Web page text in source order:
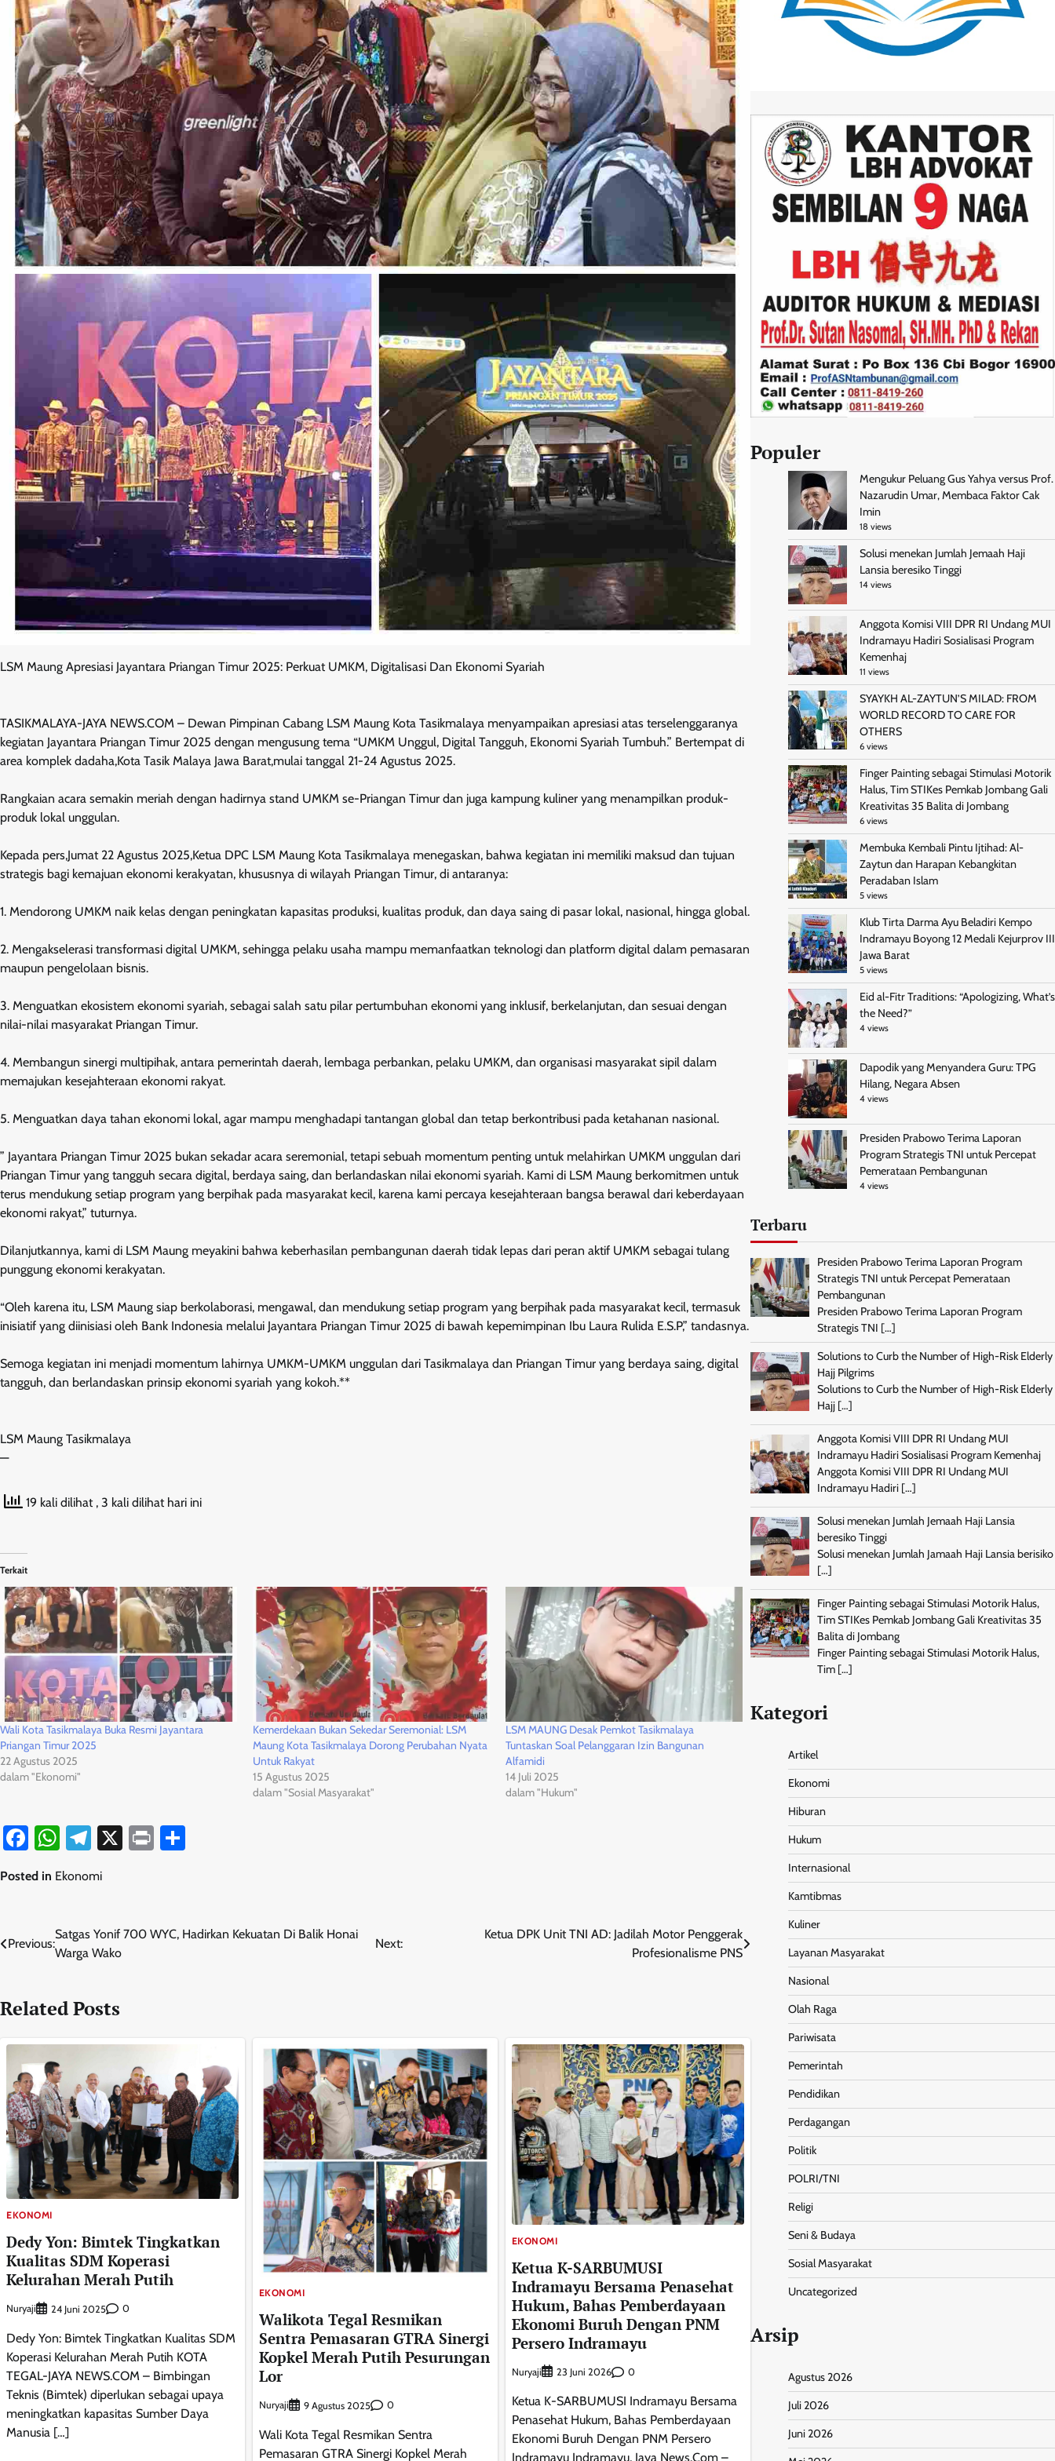
LSM Maung Apresiasi Jayantara Priangan Timur 2025: Perkuat UMKM, Digitalisasi Dan Ekonomi Syariah
TASIKMALAYA-JAYA NEWS.COM – Dewan Pimpinan Cabang LSM Maung Kota Tasikmalaya menyampaikan apresiasi atas terselenggaranya
kegiatan Jayantara Priangan Timur 2025 dengan mengusung tema “UMKM Unggul, Digital Tangguh, Ekonomi Syariah Tumbuh.” Bertempat di
area komplek dadaha,Kota Tasik Malaya Jawa Barat,mulai tanggal 21-24 Agustus 2025.
Rangkaian acara semakin meriah dengan hadirnya stand UMKM se-Priangan Timur dan juga kampung kuliner yang menampilkan produk-
produk lokal unggulan.
Kepada pers,Jumat 22 Agustus 2025,Ketua DPC LSM Maung Kota Tasikmalaya menegaskan, bahwa kegiatan ini memiliki maksud dan tujuan
strategis bagi kemajuan ekonomi kerakyatan, khususnya di wilayah Priangan Timur, di antaranya:
1. Mendorong UMKM naik kelas dengan peningkatan kapasitas produksi, kualitas produk, dan daya saing di pasar lokal, nasional, hingga global.
2. Mengakselerasi transformasi digital UMKM, sehingga pelaku usaha mampu memanfaatkan teknologi dan platform digital dalam pemasaran
maupun pengelolaan bisnis.
3. Menguatkan ekosistem ekonomi syariah, sebagai salah satu pilar pertumbuhan ekonomi yang inklusif, berkelanjutan, dan sesuai dengan
nilai-nilai masyarakat Priangan Timur.
4. Membangun sinergi multipihak, antara pemerintah daerah, lembaga perbankan, pelaku UMKM, dan organisasi masyarakat sipil dalam
memajukan kesejahteraan ekonomi rakyat.
5. Menguatkan daya tahan ekonomi lokal, agar mampu menghadapi tantangan global dan tetap berkontribusi pada ketahanan nasional.
” Jayantara Priangan Timur 2025 bukan sekadar acara seremonial, tetapi sebuah momentum penting untuk melahirkan UMKM unggulan dari
Priangan Timur yang tangguh secara digital, berdaya saing, dan berlandaskan nilai ekonomi syariah. Kami di LSM Maung berkomitmen untuk
terus mendukung setiap program yang berpihak pada masyarakat kecil, karena kami percaya kesejahteraan bangsa berawal dari keberdayaan
ekonomi rakyat,” tuturnya.
Dilanjutkannya, kami di LSM Maung meyakini bahwa keberhasilan pembangunan daerah tidak lepas dari peran aktif UMKM sebagai tulang
punggung ekonomi kerakyatan.
“Oleh karena itu, LSM Maung siap berkolaborasi, mengawal, dan mendukung setiap program yang berpihak pada masyarakat kecil, termasuk
inisiatif yang diinisiasi oleh Bank Indonesia melalui Jayantara Priangan Timur 2025 di bawah kepemimpinan Ibu Laura Rulida E.S.P,” tandasnya.
Semoga kegiatan ini menjadi momentum lahirnya UMKM-UMKM unggulan dari Tasikmalaya dan Priangan Timur yang berdaya saing, digital
tangguh, dan berlandaskan prinsip ekonomi syariah yang kokoh.**
LSM Maung Tasikmalaya
—
19 kali dilihat , 3 kali dilihat hari ini
Terkait
Wali Kota Tasikmalaya Buka Resmi Jayantara
Priangan Timur 2025
22 Agustus 2025
dalam "Ekonomi"
Kemerdekaan Bukan Sekedar Seremonial: LSM
Maung Kota Tasikmalaya Dorong Perubahan Nyata
Untuk Rakyat
15 Agustus 2025
dalam "Sosial Masyarakat"
LSM MAUNG Desak Pemkot Tasikmalaya
Tuntaskan Soal Pelanggaran Izin Bangunan
Alfamidi
14 Juli 2025
dalam "Hukum"
Facebook
WhatsApp
Telegram
X Print
Posted in Ekonomi
Navigasi
Previous:
Satgas Yonif 700 WYC, Hadirkan Kekuatan Di Balik Honai
Warga Wako
Next:
Ketua DPK Unit TNI AD: Jadilah Motor Penggerak
Profesionalisme PNS
Related Posts
EKONOMI
Dedy Yon: Bimtek Tingkatkan
Kualitas SDM Koperasi
Kelurahan Merah Putih
Nuryaji 24 Juni 2025 0
Dedy Yon: Bimtek Tingkatkan Kualitas SDM
Koperasi Kelurahan Merah Putih KOTA
TEGAL-JAYA NEWS.COM – Bimbingan
Teknis (Bimtek) diperlukan sebagai upaya
meningkatkan kapasitas Sumber Daya
Manusia […]
EKONOMI
Walikota Tegal Resmikan
Sentra Pemasaran GTRA Sinergi
Kopkel Merah Putih Pesurungan
Lor
Nuryaji 9 Agustus 2025 0
Wali Kota Tegal Resmikan Sentra
Pemasaran GTRA Sinergi Kopkel Merah
EKONOMI
Ketua K-SARBUMUSI
Indramayu Bersama Penasehat
Hukum, Bahas Pemberdayaan
Ekonomi Buruh Dengan PNM
Persero Indramayu
Nuryaji 23 Juni 2026 0
Ketua K-SARBUMUSI Indramayu Bersama
Penasehat Hukum, Bahas Pemberdayaan
Ekonomi Buruh Dengan PNM Persero
Indramayu Indramayu, Jaya News.Com –
Populer
Mengukur Peluang Gus Yahya versus Prof.
Nazarudin Umar, Membaca Faktor Cak
Imin
18 views
Solusi menekan Jumlah Jemaah Haji
Lansia beresiko Tinggi
14 views
Anggota Komisi VIII DPR RI Undang MUI
Indramayu Hadiri Sosialisasi Program
Kemenhaj
11 views
SYAYKH AL-ZAYTUN’S MILAD: FROM
WORLD RECORD TO CARE FOR
OTHERS
6 views
Finger Painting sebagai Stimulasi Motorik
Halus, Tim STIKes Pemkab Jombang Gali
Kreativitas 35 Balita di Jombang
6 views
Membuka Kembali Pintu Ijtihad: Al-
Zaytun dan Harapan Kebangkitan
Peradaban Islam
5 views
Klub Tirta Darma Ayu Beladiri Kempo
Indramayu Boyong 12 Medali Kejurprov III
Jawa Barat
5 views
Eid al-Fitr Traditions: “Apologizing, What’s
the Need?”
4 views
Dapodik yang Menyandera Guru: TPG
Hilang, Negara Absen
4 views
Presiden Prabowo Terima Laporan
Program Strategis TNI untuk Percepat
Pemerataan Pembangunan
4 views
Terbaru
Presiden Prabowo Terima Laporan Program
Strategis TNI untuk Percepat Pemerataan
Pembangunan
Presiden Prabowo Terima Laporan Program
Strategis TNI […]
Solutions to Curb the Number of High-Risk Elderly
Hajj Pilgrims
Solutions to Curb the Number of High-Risk Elderly
Hajj […]
Anggota Komisi VIII DPR RI Undang MUI
Indramayu Hadiri Sosialisasi Program Kemenhaj
Anggota Komisi VIII DPR RI Undang MUI
Indramayu Hadiri […]
Solusi menekan Jumlah Jemaah Haji Lansia
beresiko Tinggi
Solusi menekan Jumlah Jamaah Haji Lansia berisiko
[…]
Finger Painting sebagai Stimulasi Motorik Halus,
Tim STIKes Pemkab Jombang Gali Kreativitas 35
Balita di Jombang
Finger Painting sebagai Stimulasi Motorik Halus,
Tim […]
Kategori
Artikel
Ekonomi
Hiburan
Hukum
Internasional
Kamtibmas
Kuliner
Layanan Masyarakat
Nasional
Olah Raga
Pariwisata
Pemerintah
Pendidikan
Perdagangan
Politik
POLRI/TNI
Religi
Seni & Budaya
Sosial Masyarakat
Uncategorized
Arsip
Agustus 2026
Juli 2026
Juni 2026